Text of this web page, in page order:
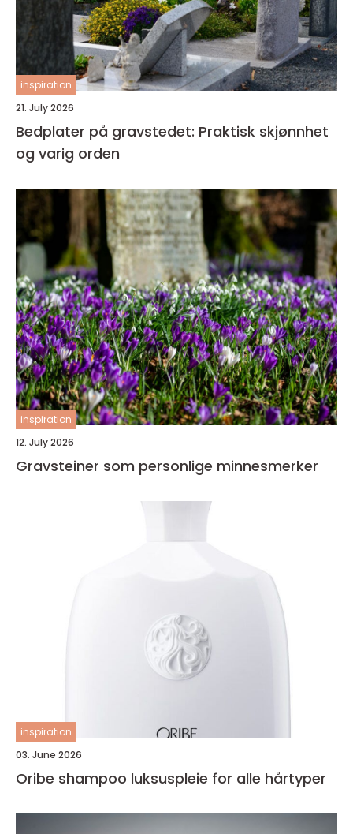
inspiration
21. July 2026
Bedplater på gravstedet: Praktisk skjønnhet
og varig orden
inspiration
12. July 2026
Gravsteiner som personlige minnesmerker
inspiration
03. June 2026
Oribe shampoo luksuspleie for alle hårtyper